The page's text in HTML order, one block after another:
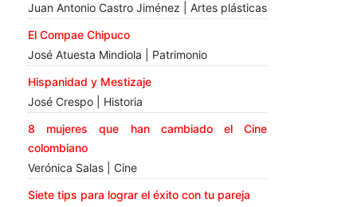
Juan Antonio Castro Jiménez | Artes plásticas
El Compae Chipuco
José Atuesta Mindiola | Patrimonio
Hispanidad y Mestizaje
José Crespo | Historia
8 mujeres que han cambiado el Cine
colombiano
Verónica Salas | Cine
Siete tips para lograr el éxito con tu pareja